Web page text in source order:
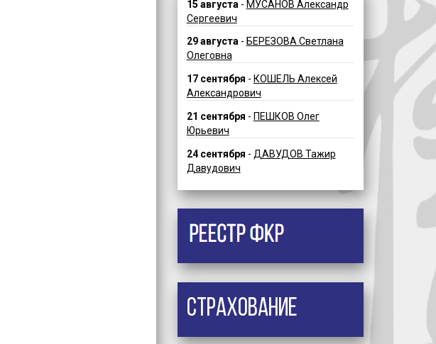
15 августа - МУСАНОВ Александр
Сергеевич
29 августа- БЕРЕЗОВА Светлана
Олеговна
17 сентября - КОШЕЛЬ Алексей
Александрович
21 сентября - ПЕШКОВ Олег
Юрьевич
24 сентября - ДАВУДОВ Тажир
Давудович
Страхование